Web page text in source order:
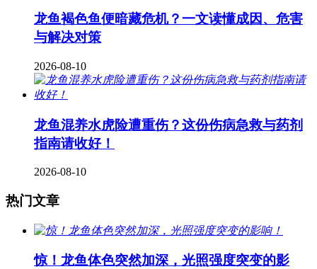
龙鱼褐色鱼便暗藏危机？一文读懂成因、危害
与解决对策
2026-08-10
龙鱼混养水虎险遭重伤？这份伤病急救与药剂
指南请收好！
2026-08-10
热门文章
惊！龙鱼体色突然加深，光照强度突变的影